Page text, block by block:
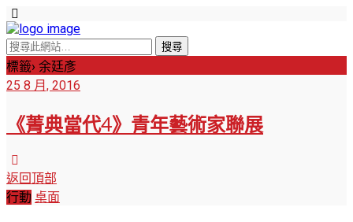
標籤› 余廷彥
25 8 月, 2016
《菁典當代4》青年藝術家聯展
返回頂部
行動 桌面